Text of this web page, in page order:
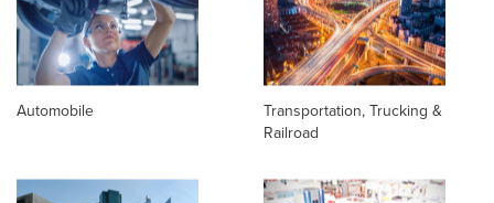
Automobile
Transportation, Trucking &
Railroad